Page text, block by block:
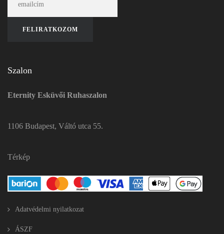
Szalon
Eternity Esküvői Ruhaszalon
1106 Budapest, Váltó utca 55.
Térkép
Adatvédelmi nyilatkozat
ÁSZF